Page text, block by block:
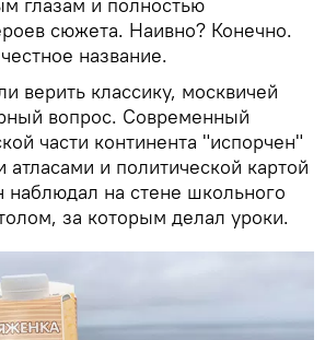
глазам и полностью
сюжета. Наивно? Конечно.
название.
верить классику, москвичей
вопрос. Современный
части континента "испорчен"
атласами и политической картой
наблюдал на стене школьного
за которым делал уроки.